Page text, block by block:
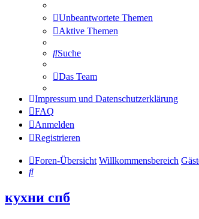
Unbeantwortete Themen
Aktive Themen
Suche
Das Team
Impressum und Datenschutzerklärung
FAQ
Anmelden
Registrieren
Foren-Übersicht Willkommensbereich
Suche
кухни спб